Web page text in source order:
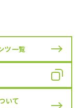
ツ一覧
いて